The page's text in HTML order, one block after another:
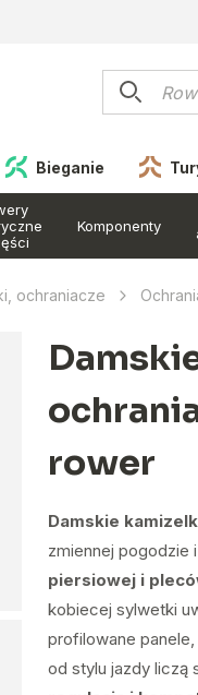
Bieganie
Komponenty
ochraniacze
rower
Damskie
zmiennej pogodzie
piersiowej i
kobiecej sylwetki
profilowane
od stylu jazdy liczą